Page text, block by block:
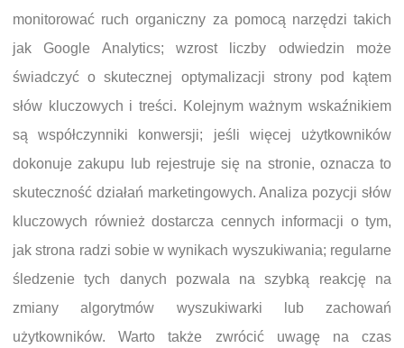
monitorować ruch organiczny za pomocą narzędzi takich
jak Google Analytics; wzrost liczby odwiedzin może
świadczyć o skutecznej optymalizacji strony pod kątem
słów kluczowych i treści. Kolejnym ważnym wskaźnikiem
są współczynniki konwersji; jeśli więcej użytkowników
dokonuje zakupu lub rejestruje się na stronie, oznacza to
skuteczność działań marketingowych. Analiza pozycji słów
kluczowych również dostarcza cennych informacji o tym,
jak strona radzi sobie w wynikach wyszukiwania; regularne
śledzenie tych danych pozwala na szybką reakcję na
zmiany algorytmów wyszukiwarki lub zachowań
użytkowników. Warto także zwrócić uwagę na czas